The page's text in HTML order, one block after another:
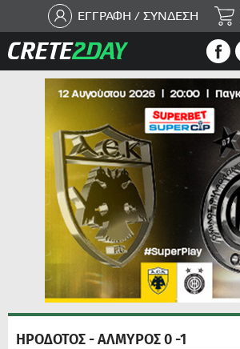
ΕΓΓΡΑΦΗ / ΣΥΝΔΕΣΗ
ΗΡΟΔΟΤΟΣ - ΑΛΜΥΡΟΣ 0 -1